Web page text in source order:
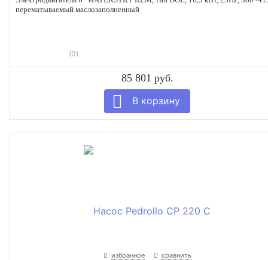
перематываемый маслозаполненный
(0)
85 801 руб.
избранное сравнить